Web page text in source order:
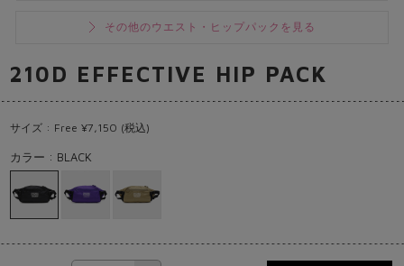
その他のウエスト・ヒップパックを見る
210D EFFECTIVE HIP PACK
サイズ : Free ¥7,150 (税込)
カラー : BLACK